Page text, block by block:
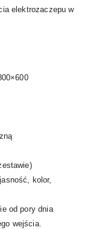
elektrozaczepu w
kolor,
od pory dnia
wejścia.